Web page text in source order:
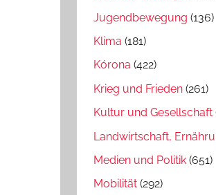
Jugendbewegung (136)
Klima (181)
Kórona (422)
Krieg und Frieden (261)
Kultur und Gesellschaft
Landwirtschaft,
Medien und Politik (651)
Mobilität (292)